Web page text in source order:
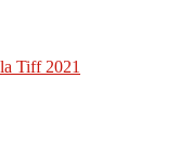
Tiff 2021